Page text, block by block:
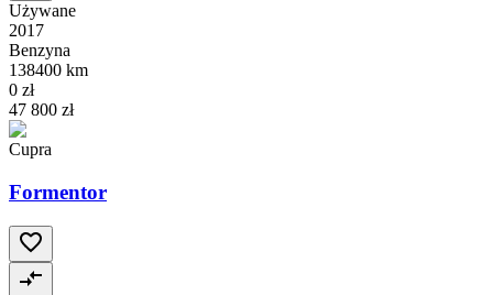
Używane
2017
Benzyna
138400 km
0 zł
47 800 zł
Cupra
Formentor